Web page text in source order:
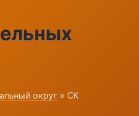
округ » СК